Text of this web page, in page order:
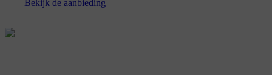
Bekijk de aanbieding